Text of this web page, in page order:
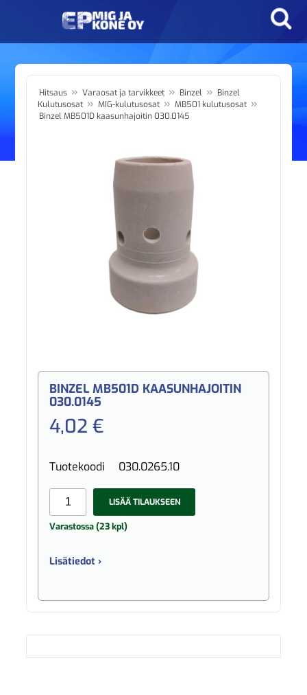
Hitsaus » Varaosat ja tarvikkeet » Binzel » Binzel
Kulutusosat » MIG-kulutusosat » MB501 kulutusosat »
Binzel MB501D kaasunhajoitin 030.0145
BINZEL MB501D KAASUNHAJOITIN
030.0145
4,02 €
Tuotekoodi 030.0265.10
LISÄÄ TILAUKSEEN
Varastossa (23 kpl)
Lisätiedot ›